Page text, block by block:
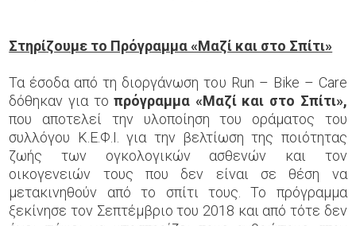
Στηρίζουμε το Πρόγραμμα «Μαζί και στο Σπίτι»
Τα έσοδα από τη διοργάνωση του Run – Bike – Care
δόθηκαν για τοπρόγραμμα «Μαζί και στο Σπίτι»,
που αποτελεί την υλοποίηση του οράματος του
συλλόγου Κ.Ε.Φ.Ι. για την βελτίωση της ποιότητας
ζωής των ογκολογικών ασθενών και τον
οικογενειών τους που δεν είναι σε θέση να
μετακινηθούν από το σπίτι τους. Το πρόγραμμα
ξεκίνησε τον Σεπτέμβριο του 2018 και από τότε δεν